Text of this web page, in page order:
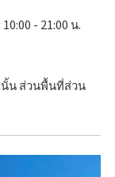
- 21:00 น.
นั้น ส่วนพื้นที่ส่วน